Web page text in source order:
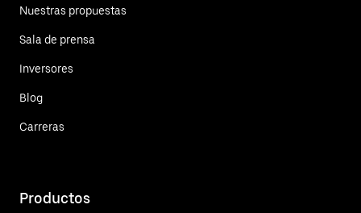
Nuestras propuestas
Sala de prensa
Inversores
Blog
Carreras
Productos